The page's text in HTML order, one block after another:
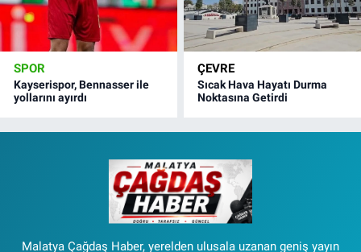
SPOR
Kayserispor, Bennasser ile
yollarını ayırdı
ÇEVRE
Sıcak Hava Hayatı Durma
Noktasına Getirdi
Malatya Çağdaş Haber, yerelden ulusala uzanan geniş yayın